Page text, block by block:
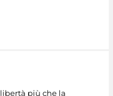
più che la